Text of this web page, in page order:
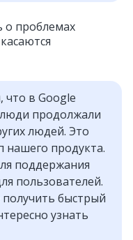
о проблемах
что в Google
продолжали
людей. Это
продукта.
поддержания
пользователей.
получить быстрый
узнать